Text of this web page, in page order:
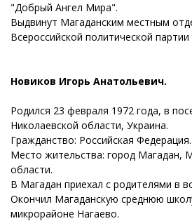
"Добрый Ангел Мира".
Выдвинут Магаданским местным
Всероссийской политической
Новиков Игорь Анатольевич.
Родился 23 февраля 1972 года, в
Николаевской области, Украина.
Гражданство: Российская Федерация.
Место жительства: город Магадан,
области.
В Магадан приехал с родителями в
Окончил Магаданскую среднюю
микрорайоне Нагаево.